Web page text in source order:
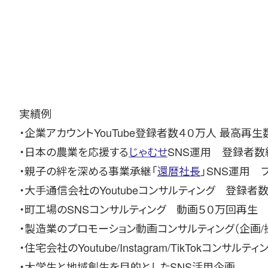
実績例
・企業アカウントYouTube登録者数４０万人 最高再
・日本の農業を応援するじゃむせSNS運用 登録者数
・親子の絆を深める事業承継「還暦社長 」SNS運用
・大手通信会社のYoutubeコンサルティング 登録者
・町工場のSNSコンサルティング 動画５０万回再生
・製造業のプロモーション動画コンサルティング（企画/
・住宅会社のYoutube/Instagram/TikTokコンサルティ